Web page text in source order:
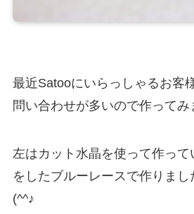
最近Satooにいらっしゃるお客
問い合わせが多いので作ってみ
左はカット水晶を使って作って
をしたブルーレースで作りま
(^^♪